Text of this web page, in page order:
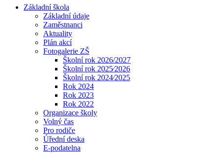
Základní škola
Základní údaje
Zaměstnanci
Aktuality
Plán akcí
Fotogalerie ZŠ
Školní rok 2026/2027
Školní rok 2025⁄2026
Školní rok 2024⁄2025
Rok 2024
Rok 2023
Rok 2022
Organizace školy
Volný čas
Pro rodiče
Úřední deska
E-podatelna